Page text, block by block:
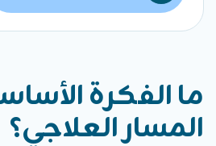
ما الفكرة
المسار العلاجي؟